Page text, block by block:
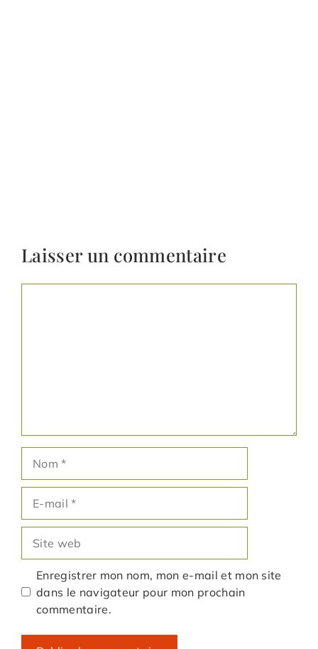
Laisser un commentaire
mail
web
Enregistrer mon nom, mon e-mail et mon site
dans le navigateur pour mon prochain
commentaire.